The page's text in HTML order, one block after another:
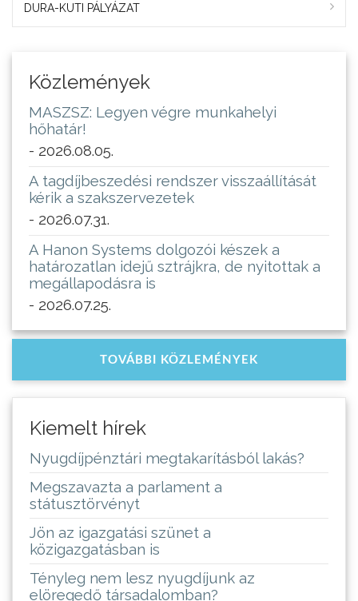
DURA-KUTI PÁLYÁZAT
Közlemények
MASZSZ: Legyen végre munkahelyi
hőhatár!
- 2026.08.05.
A tagdíjbeszedési rendszer visszaállítását
kérik a szakszervezetek
- 2026.07.31.
A Hanon Systems dolgozói készek a
határozatlan idejű sztrájkra, de nyitottak a
megállapodásra is
- 2026.07.25.
TOVÁBBI KÖZLEMÉNYEK
Kiemelt hírek
Nyugdíjpénztári megtakarításból lakás?
Megszavazta a parlament a
státusztörvényt
Jön az igazgatási szünet a
közigazgatásban is
Tényleg nem lesz nyugdíjunk az
elöregedő társadalomban?